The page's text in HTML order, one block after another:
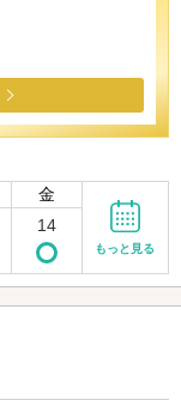
金
14
もっと見る